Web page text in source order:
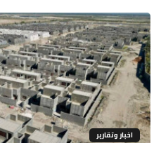
اخبار وتقارير